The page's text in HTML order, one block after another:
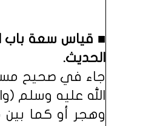
■ قياس سعة باب
الحديث.
جاء في صحيح
الله عليه وسلم
وهجر أو كما